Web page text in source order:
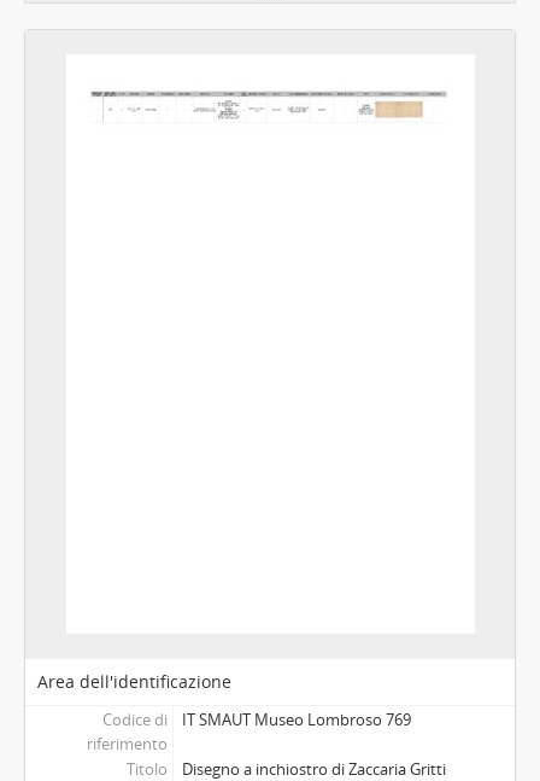
[Unità archivistica] Disegni a matita anonimi, con poche parole sparse in francese, s.d.
[Unità archivistica] Disegno anonimo, s.d.
Area dell'identificazione
Codice di
riferimento
IT SMAUT Museo Lombroso 769
Titolo
Disegno a inchiostro di Zaccaria Gritti